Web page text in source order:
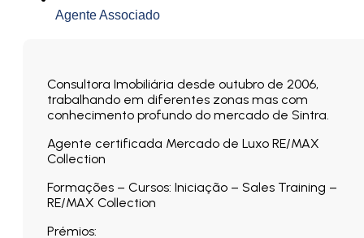
Agente Associado
Consultora Imobiliária desde outubro de 2006,
trabalhando em diferentes zonas mas com
conhecimento profundo do mercado de Sintra.
Agente certificada Mercado de Luxo RE/MAX
Collection
Formações – Cursos: Iniciação – Sales Training –
RE/MAX Collection
Prémios: